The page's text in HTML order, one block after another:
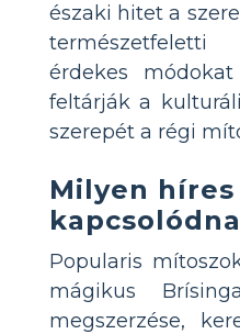
északi hitet a
természetfeletti
érdekes
feltárják a
szerepét a régi
Milyen
Popularis
mágikus
megszerzése,